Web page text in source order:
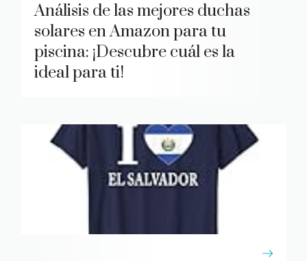
Análisis de las mejores duchas
solares en Amazon para tu
piscina: ¡Descubre cuál es la
ideal para ti!